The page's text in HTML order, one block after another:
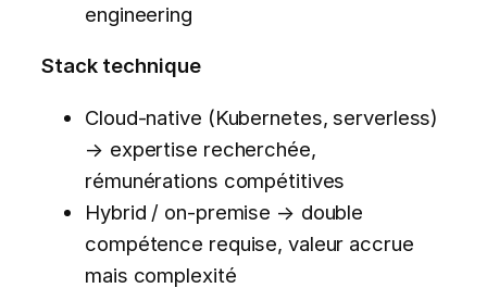
engineering
Stack technique
Cloud-native (Kubernetes, serverless)
→ expertise recherchée,
rémunérations compétitives
Hybrid / on-premise → double
compétence requise, valeur accrue
mais complexité